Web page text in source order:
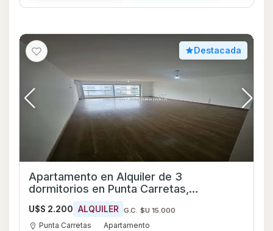
Destacada
Apartamento en Alquiler de 3
dormitorios en Punta Carretas,
Montevideo
U$S 2.200 ALQUILER G.C. $U 15.000
Punta Carretas Apartamento